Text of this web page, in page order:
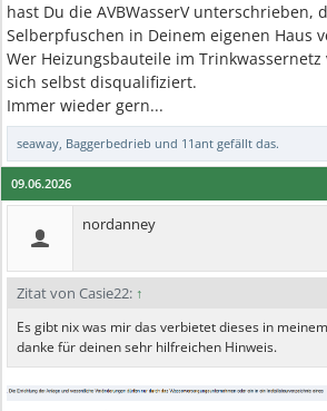
hast Du die AVBWasserV unterschrieben,
Selberpfuschen in Deinem eigenen Haus
Wer Heizungsbauteile im
sich selbst disqualifiziert.
Immer wieder gern...
seaway, Baggerbedrieb und 11ant gefällt das.
09.06.2026
nordanney
Zitat von Casie22: ↑
Es gibt nix was mir das verbietet dieses in
danke für deinen sehr hilfreichen Hinweis.